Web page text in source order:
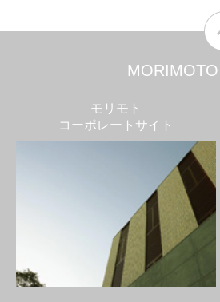
モリモト
コーポレートサイト